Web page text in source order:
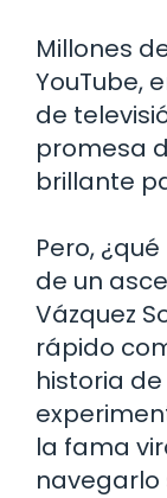
Millones
YouTube,
de
promesa
brillante
Pero,
de un
Vázquez
rápido
historia
la fama
navegarlo